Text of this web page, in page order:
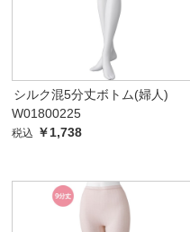
シルク混5分丈ボトム(婦人)
W01800225
税込 ￥1,738